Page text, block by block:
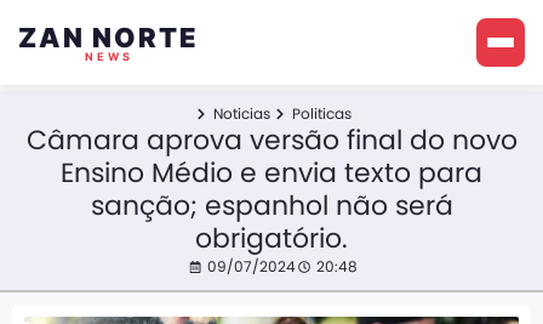
ZAN NORTE
NEWS
Noticias Politicas
Câmara aprova versão final do novo
Ensino Médio e envia texto para
sanção; espanhol não será
obrigatório.
09/07/2024 20:48